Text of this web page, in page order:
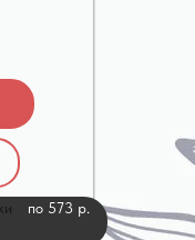
по 573 р.